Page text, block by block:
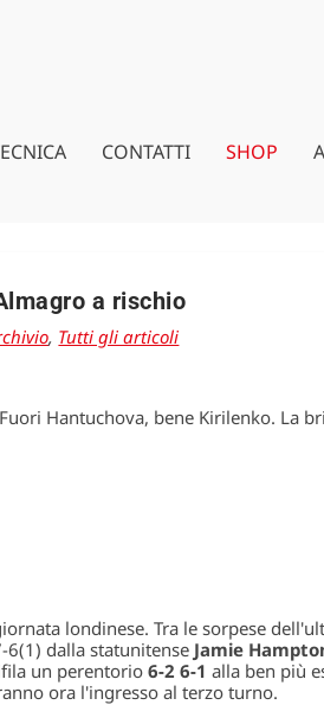
CONTATTI SHOP
a rischio
, Tutti gli articoli
Hantuchova, bene Kirilenko. La
londinese. Tra le sorpese
dalla statunitense Jamie
un perentorio6-2 6-1 alla ben più
ora l'ingresso al terzo turno.